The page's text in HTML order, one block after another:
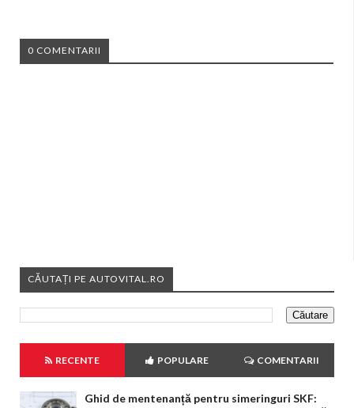
0 COMENTARII
CĂUTAȚI PE AUTOVITAL.RO
RECENTE POPULARE COMENTARII
Ghid de mentenanță pentru simeringuri SKF: